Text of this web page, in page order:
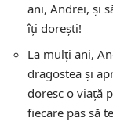
ani, Andrei, și
îți dorești!
La mulți ani,
dragostea și
doresc o viață
fiecare pas să